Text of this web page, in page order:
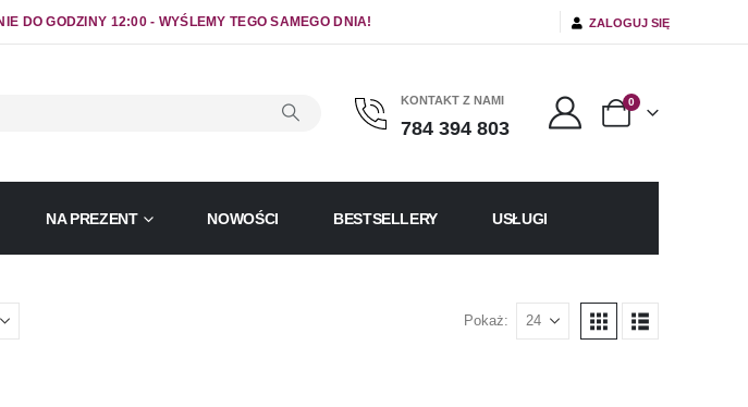
DO GODZINY 12:00 - WYŚLEMY TEGO SAMEGO DNIA! ZALOGUJ SIĘ
KONTAKT Z NAMI
784 394 803
0
NA PREZENT NOWOŚCI BESTSELLERY USŁUGI
Pokaż: